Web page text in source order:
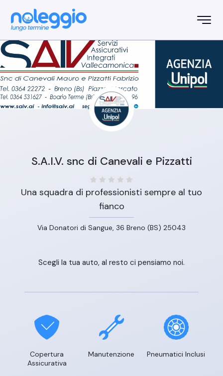
S.A.I.V. snc di Canevali e Pizzatti
Una squadra di professionisti sempre al tuo
fianco
Via Donatori di Sangue, 36 Breno (BS) 25043
Scegli la tua auto, al resto ci pensiamo noi.
Copertura
Assicurativa
Manutenzione Pneumatici Inclusi